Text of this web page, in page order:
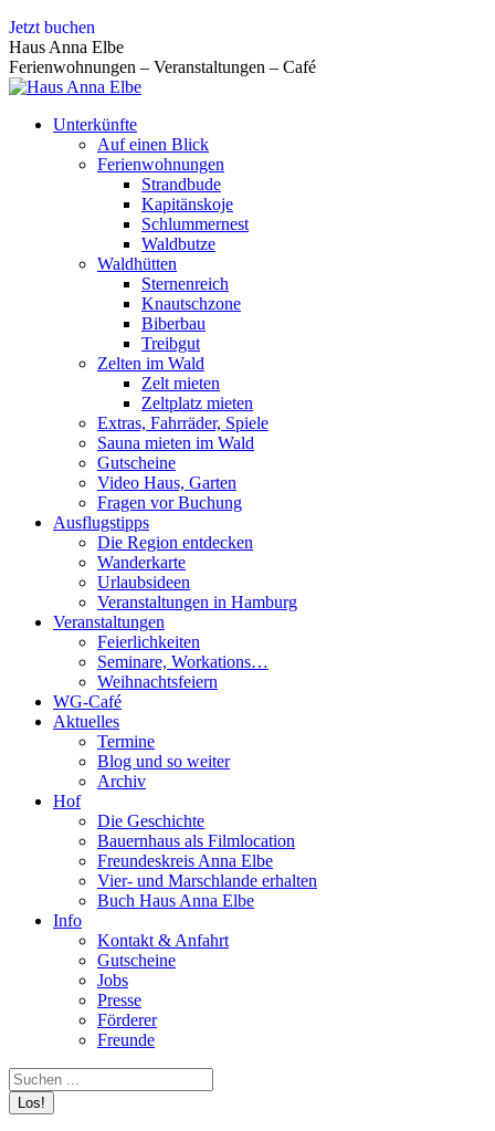
Zum
Inhalt
springen
Jetzt buchen
Haus Anna Elbe
Ferienwohnungen – Veranstaltungen – Café
Unterkünfte
Auf einen Blick
Ferienwohnungen
Strandbude
Kapitänskoje
Schlummernest
Waldbutze
Waldhütten
Sternenreich
Knautschzone
Biberbau
Treibgut
Zelten im Wald
Zelt mieten
Zeltplatz mieten
Extras, Fahrräder, Spiele
Sauna mieten im Wald
Gutscheine
Video Haus, Garten
Fragen vor Buchung
Ausflugstipps
Die Region entdecken
Wanderkarte
Urlaubsideen
Veranstaltungen in Hamburg
Veranstaltungen
Feierlichkeiten
Seminare, Workations…
Weihnachtsfeiern
WG-Café
Aktuelles
Termine
Blog und so weiter
Archiv
Hof
Die Geschichte
Bauernhaus als Filmlocation
Freundeskreis Anna Elbe
Vier- und Marschlande erhalten
Buch Haus Anna Elbe
Info
Kontakt & Anfahrt
Gutscheine
Jobs
Presse
Förderer
Freunde
Search: